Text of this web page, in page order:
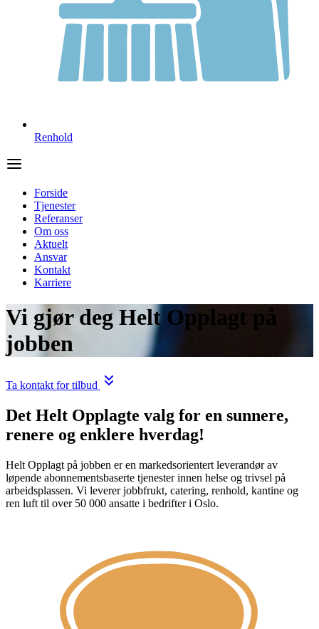
Renhold
Forside
Tjenester
Referanser
Om oss
Aktuelt
Ansvar
Kontakt
Karriere
Vi gjør deg Helt Opplagt på
jobben
Ta kontakt for tilbud
Det Helt Opplagte valg for en sunnere,
renere og enklere hverdag!
Helt Opplagt på jobben er en markedsorientert leverandør av
løpende abonnementsbaserte tjenester innen helse og trivsel på
arbeidsplassen. Vi leverer jobbfrukt, catering, renhold, kantine og
ren luft til over 50 000 ansatte i bedrifter i Oslo.